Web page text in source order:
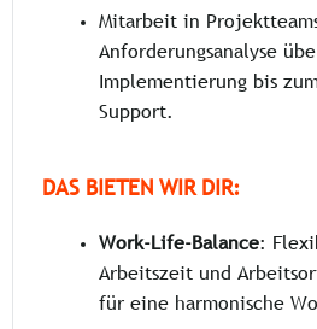
Mitarbeit in
Anforderungsanalyse
Implementierung bis
Support.
DAS BIETEN WIR DIR:
Work-Life-Balance:
Arbeitszeit und
für eine harmonische